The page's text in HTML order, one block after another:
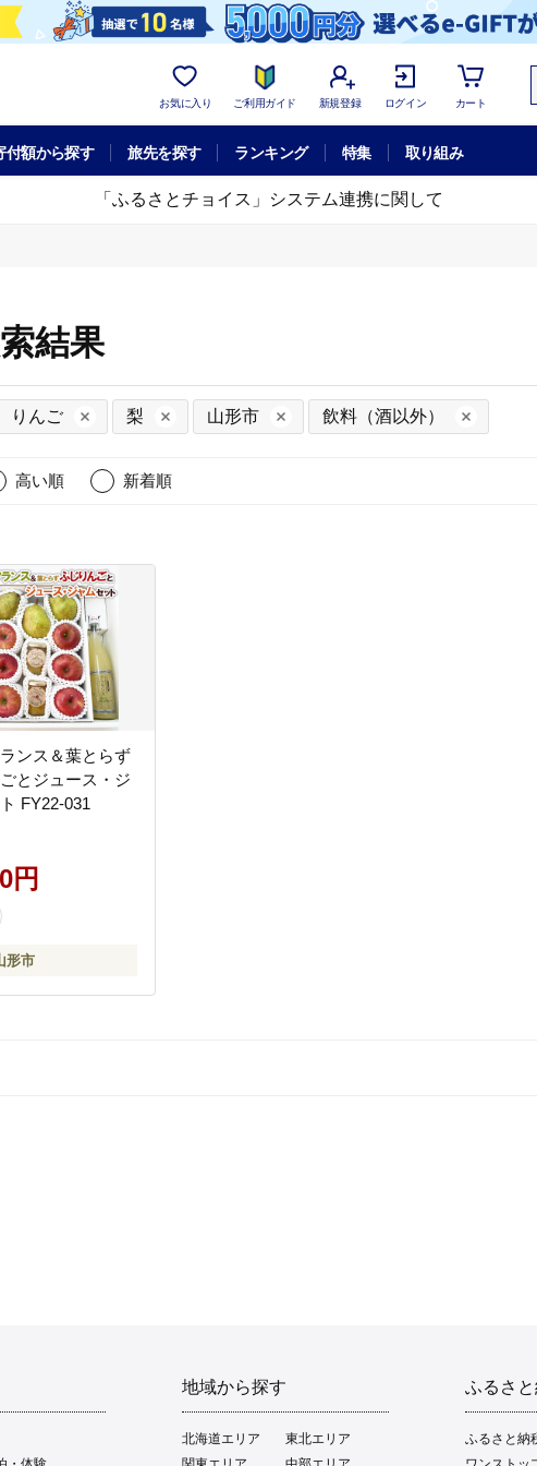
お気に入り ご利用ガイド 新規登録 ログイン カート
付額から探す 旅先を探す ランキング 特集 取り組み
「ふるさとチョイス」システム連携に関して
結果
りんご 梨 山形市 飲料（酒以外）
高い順 新着順
ンス＆葉とらず
とジュース・ジ
FY22-031
円
形市
地域から探す
北海道エリア
東北エリア
ふるさ
ふるさと納